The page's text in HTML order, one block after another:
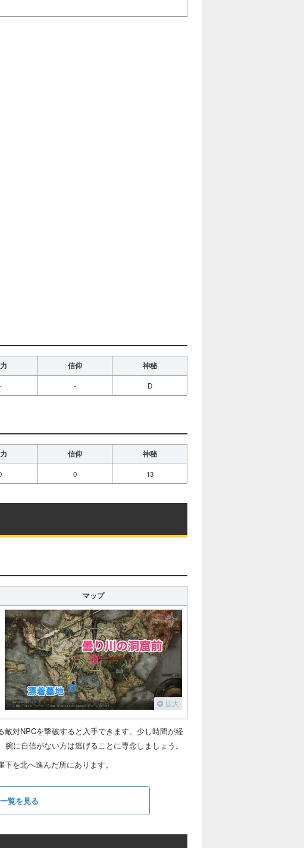
信仰 神秘
- D
信仰 神秘
0 13
マップ
拡大
対NPCを撃破すると入手できます。少し時間が経
に自信がない方は逃げることに専念しましょう。
を北へ進んだ所にあります。
覧を見る